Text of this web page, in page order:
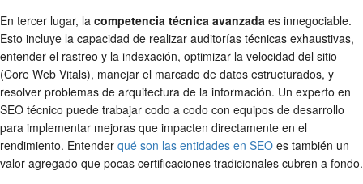
En tercer lugar, la competencia técnica avanzada es innegociable.
Esto incluye la capacidad de realizar auditorías técnicas exhaustivas,
entender el rastreo y la indexación, optimizar la velocidad del sitio
(Core Web Vitals), manejar el marcado de datos estructurados, y
resolver problemas de arquitectura de la información. Un experto en
SEO técnico puede trabajar codo a codo con equipos de desarrollo
para implementar mejoras que impacten directamente en el
rendimiento. Entender qué son las entidades en SEO es también un
valor agregado que pocas certificaciones tradicionales cubren a fondo.